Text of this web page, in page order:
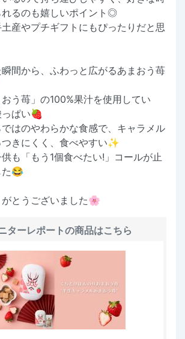
れるのも嬉しいポイント◎
産やプチギフトにもぴったりだと思
間から、ふわっと広がるあまおう苺
う苺」の100%果汁を使用してい
っぱい🍓
はのやわらかな食感で、キャラメル
きにくく、食べやすい✨
も「もう1個食べたい!」コールが止
た😂
とうございました🌸
ターレポートの商品はこちら